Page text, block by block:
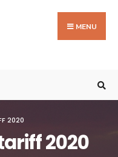
MENU
2020
2020